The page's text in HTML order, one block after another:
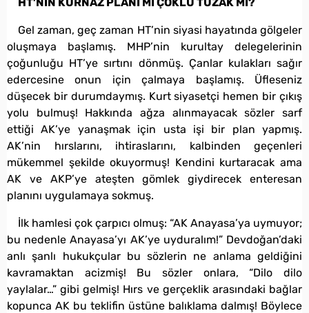
Gel zaman, geç zaman HT’nin siyasi hayatında gölgeler
oluşmaya başlamış. MHP’nin kurultay delegelerinin
çoğunluğu HT’ye sırtını dönmüş. Çanlar kulakları sağır
edercesine onun için çalmaya başlamış. Üfleseniz
düşecek bir durumdaymış. Kurt siyasetçi hemen bir çıkış
yolu bulmuş! Hakkında ağza alınmayacak sözler sarf
ettiği AK’ye yanaşmak için usta işi bir plan yapmış.
AK’nin hırslarını, ihtiraslarını, kalbinden geçenleri
mükemmel şekilde okuyormuş! Kendini kurtaracak ama
AK ve AKP’ye ateşten gömlek giydirecek enteresan
planını uygulamaya sokmuş.
İlk hamlesi çok çarpıcı olmuş: “AK Anayasa’ya uymuyor;
bu nedenle Anayasa’yı AK’ye uyduralım!” Devdoğan’daki
anlı şanlı hukukçular bu sözlerin ne anlama geldiğini
kavramaktan acizmiş! Bu sözler onlara, “Dilo dilo
yaylalar…” gibi gelmiş! Hırs ve gerçeklik arasındaki bağlar
kopunca AK bu teklifin üstüne balıklama dalmış! Böylece